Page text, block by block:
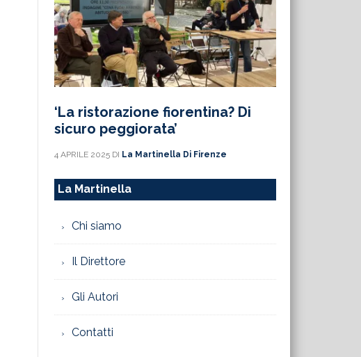
‘La ristorazione fiorentina? Di
sicuro peggiorata’
4 APRILE 2025 DI La Martinella Di Firenze
La Martinella
Chi siamo
Il Direttore
Gli Autori
Contatti